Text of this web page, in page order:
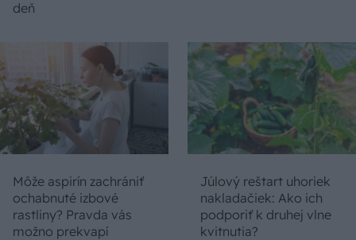
deň
Môže aspirín zachrániť
ochabnuté izbové
rastliny? Pravda vás
možno prekvapí
Júlový reštart uhoriek
nakladačiek: Ako ich
podporiť k druhej vlne
kvitnutia?